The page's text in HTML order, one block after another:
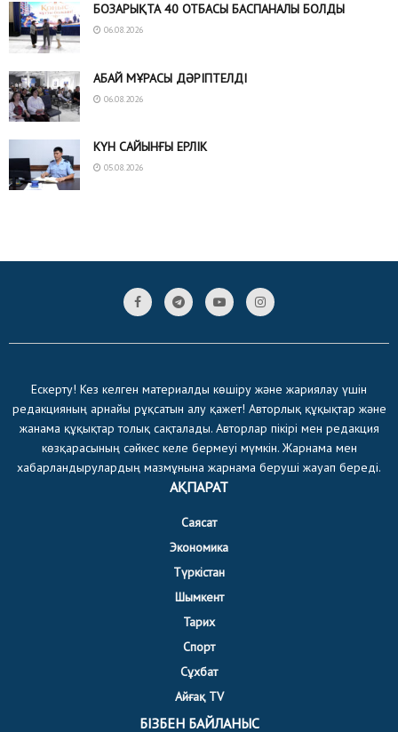
БОЗАРЫҚТА 40 ОТБАСЫ БАСПАНАЛЫ БОЛДЫ
06.08.2026
АБАЙ МҰРАСЫ ДӘРІПТЕЛДІ
06.08.2026
КҮН САЙЫНҒЫ ЕРЛІК
05.08.2026
Ескерту! Кез келген материалды көшіру және жариялау үшін
редакцияның арнайы рұқсатын алу қажет! Авторлық құқықтар және
жанама құқықтар толық сақталады. Авторлар пікірі мен редакция
көзқарасының сәйкес келе бермеуі мүмкін. Жарнама мен
хабарландырулардың мазмұнына жарнама беруші жауап береді.
АҚПАРАТ
Саясат
Экономика
Түркістан
Шымкент
Тарих
Спорт
Сұхбат
Айғақ TV
БІЗБЕН БАЙЛАНЫС